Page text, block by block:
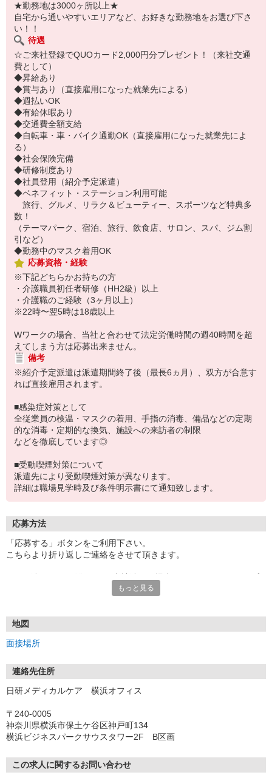
★勤務地は3000ヶ所以上★
自宅から通いやすいエリアなど、お好きな勤務地をお選び下さ
い！！
待遇
☆ご来社登録でQUOカード2,000円分プレゼント！（来社交通
費として）
◆昇給あり
◆賞与あり（直接雇用になった就業先による）
◆週払いOK
◆有給休暇あり
◆交通費全額支給
◆自転車・車・バイク通勤OK（直接雇用になった就業先によ
る）
◆社会保険完備
◆研修制度あり
◆社員登用（紹介予定派遣）
◆ベネフィット・ステーション利用可能
旅行、グルメ、リラク＆ビューティー、スポーツなど特典多
数！
（テーマパーク、宿泊、旅行、飲食店、サロン、スパ、ジム割
引など）
◆勤務中のマスク着用OK
応募資格・経験
※下記どちらかお持ちの方
・介護職員初任者研修（HH2級）以上
・介護職のご経験（3ヶ月以上）
※22時〜翌5時は18歳以上
Wワークの場合、当社と合わせて法定労働時間の週40時間を超
えてしまう方は応募出来ません。
備考
※紹介予定派遣は派遣期間終了後（最長6ヵ月）、双方が合意す
れば直接雇用されます。
■感染症対策として
全従業員の検温・マスクの着用、手指の消毒、備品などの定期
的な消毒・定期的な換気、施設への来訪者の制限
などを徹底しています◎
■受動喫煙対策について
派遣先により受動喫煙対策が異なります。
詳細は職場見学時及び条件明示書にて通知致します。
応募方法
「応募する」ボタンをご利用下さい。
こちらより折り返しご連絡をさせて頂きます。
もっと見る
地図
面接場所
連絡先住所
日研メディカルケア 横浜オフィス
〒240-0005
神奈川県横浜市保土ケ谷区神戸町134
横浜ビジネスパークサウスタワー2F B区画
この求人に関するお問い合わせ